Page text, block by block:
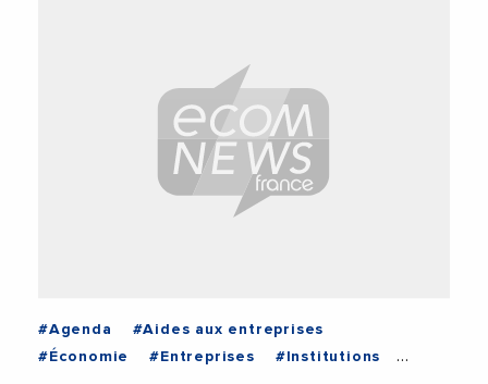
#Agenda
#Aides aux entreprises
#Économie
#Entreprises
#Institutions